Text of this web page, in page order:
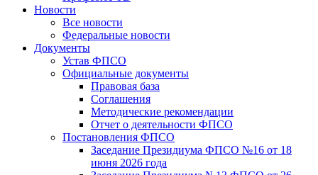
Новости
Все новости
Федеральные новости
Документы
Устав ФПСО
Официальные документы
Правовая база
Соглашения
Методические рекомендации
Отчет о деятельности ФПСО
Постановления ФПСО
Заседание Президиума ФПСО №16 от 18
июня 2026 года